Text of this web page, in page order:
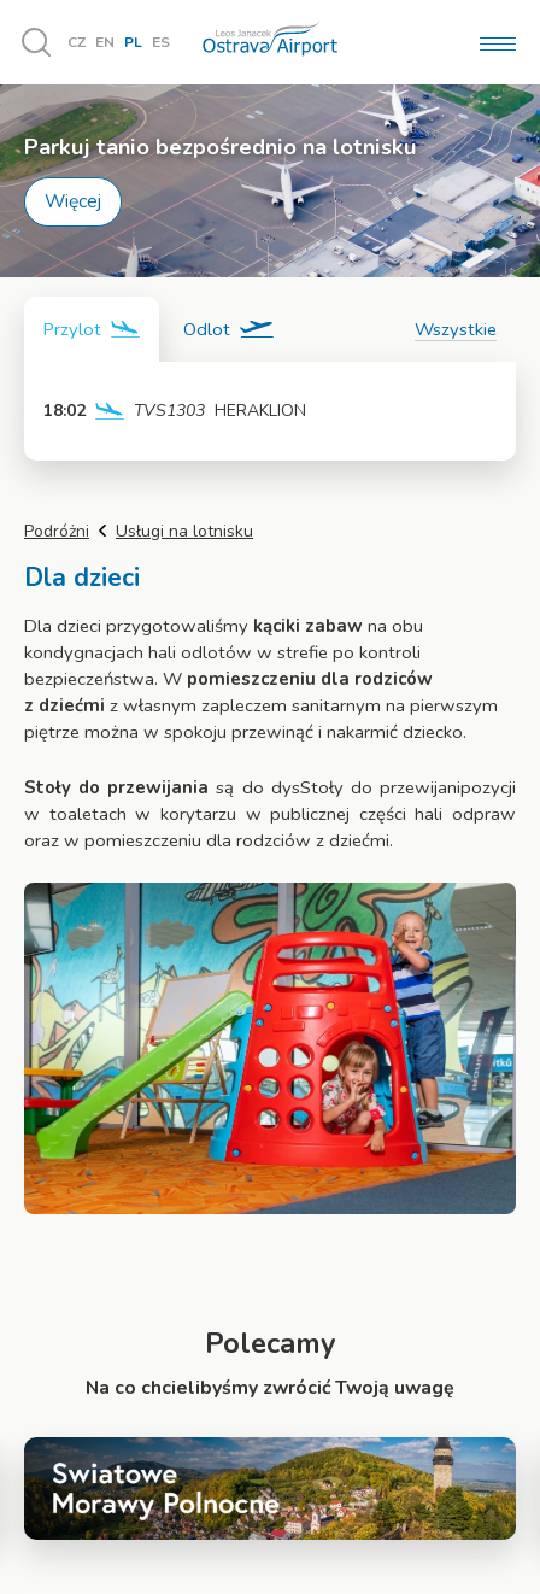
Vyhledávání
CZ EN PL ES
Parkuj tanio bezpośrednio na lotnisku
Więcej
Przylot Odlot Wszystkie
18:02 TVS1303 HERAKLION
Podróżni Usługi na lotnisku
Dla dzieci
Dla dzieci przygotowaliśmy kąciki zabaw na obu
kondygnacjach hali odlotów w strefie po kontroli
bezpieczeństwa. W pomieszczeniu dla rodziców
z dziećmi z własnym zapleczem sanitarnym na pierwszym
piętrze można w spokoju przewinąć i nakarmić dziecko.
Stoły do przewijaniasą do dysStoły do przewijanipozycji
w toaletach w korytarzu w publicznej części hali odpraw
oraz w pomieszczeniu dla rodzciów z dziećmi.
Polecamy
Na co chcielibyśmy zwrócić Twoją uwagę